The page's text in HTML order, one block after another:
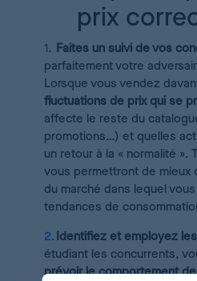
prix
Faites un suivi de vos
parfaitement votre
Lorsque vous vendez
fluctuations de prix qui se
affecte le reste du
promotions…) et quelles
un retour à la « normalité ».
vous permettront de mieux
du marché dans lequel
tendances de
Identifiez et employez
étudiant les concurrents,
prévoir le comportement